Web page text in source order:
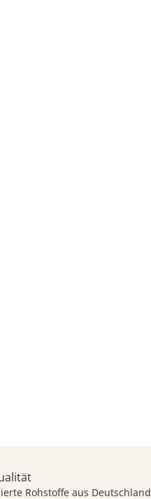
Rohstoffe aus